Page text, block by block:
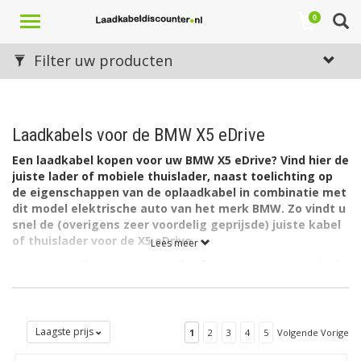
Toggle
0
Laadkabels voor de BMW X5 eDrive
Een laadkabel kopen voor uw BMW X5 eDrive? Vind hier de
juiste lader of mobiele thuislader, naast toelichting op
de eigenschappen van de oplaadkabel in combinatie met
dit model elektrische auto van het merk BMW. Zo vindt u
snel de (overigens zeer voordelig geprijsde) juiste kabel
of thuislader voor de X5 eDrive.
Welk type laadkabel voor de BMW X5 eDrive?
De BMW X5 eDrive heeft aan autozijde een aansluiting Type 2
Lees meer
Filter uw producten
Laagste prijs 1 2 3 4 5 Volgende Vorige